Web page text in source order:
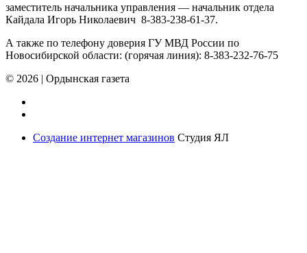
заместитель начальника управления — начальник отдела
Кайдала Игорь Николаевич 8-383-238-61-37.
А также по телефону доверия ГУ МВД России по
Новосибирской области: (горячая линия): 8-383-232-76-75
© 2026 | Ордынская газета
Создание интернет магазинов Студия ЯЛ